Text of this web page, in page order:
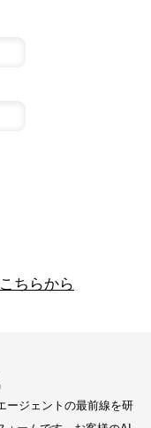
こちらから
ージェントの最前線を研